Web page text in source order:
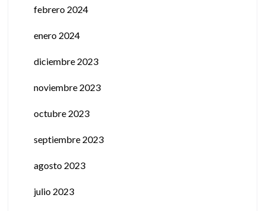
febrero 2024
enero 2024
diciembre 2023
noviembre 2023
octubre 2023
septiembre 2023
agosto 2023
julio 2023